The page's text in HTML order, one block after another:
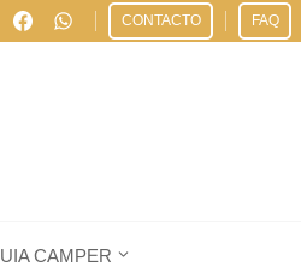
CONTACTO FAQ
CAMPER